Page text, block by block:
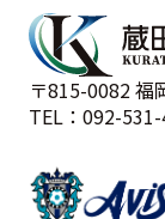
〒815-0082 福
TEL：092-